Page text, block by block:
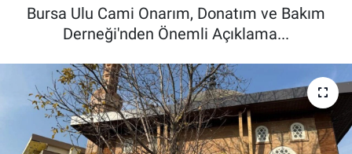
Bursa Ulu Cami Onarım, Donatım ve Bakım
Derneği'nden Önemli Açıklama...
SAĞLIK
ASTROLOJİ
BLOG
Son Dakika Haberleri
Haber Arşivi